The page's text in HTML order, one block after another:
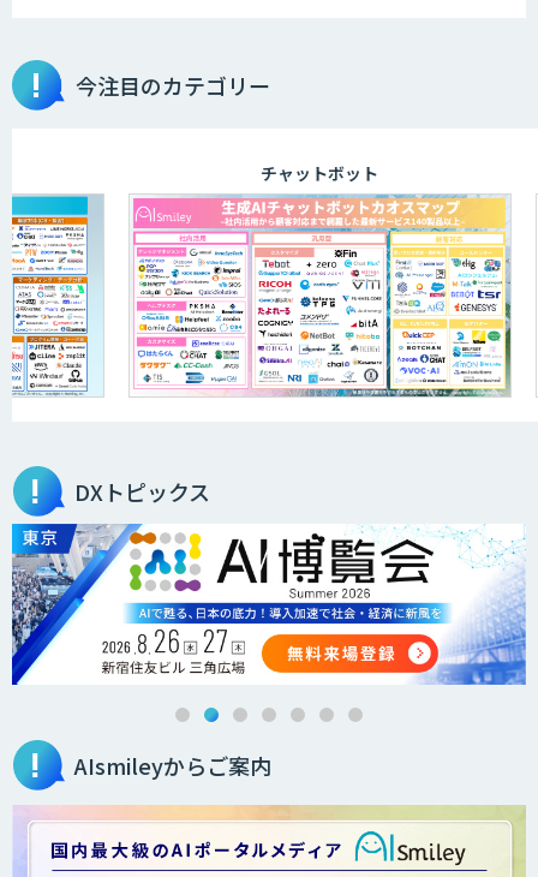
TDSEEye
APTOのAI受託開発
高性能・省電力を両立した小型AIゲート
ウェイ「ARTiGO A5000」
高性能 AI エンジン搭載エッジシステム
「VAB-5000」
３次元計測アプリRulerless
AIカメラ搭載ドライブレコーダー「VIA
今注目のカテゴリー
チャットボット
DXトピックス
AIsmileyからご案内